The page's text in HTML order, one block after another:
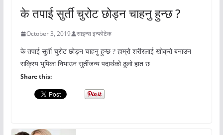
के तपाई सुर्ती चुरोट छोड्न चाहनु हुन्छ ?
October 3, 2019 साइन्स इन्फोटेक
के तपाई सुर्ती चुरोट छोड्न चाहनु हुन्छ ? हाम्रो शरीरलाई खोक्रो बनाउन
सक्रिय भुमिका निभाउन सुर्तीजन्य पदार्थको ठूलो हात छ
Share this: